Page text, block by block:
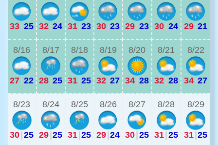
33|25 32|24 31|23 30|23 29|23 30|24 29|21
8/16
27|22
8/17
28|25
8/18
31|25
8/19
32|27
8/20
34|28
8/21
32|28
8/22
34|27
8/23
30|25
8/24
29|25
8/25
31|25
8/26
29|24
8/27
30|25
8/28
31|25
8/29
31|25